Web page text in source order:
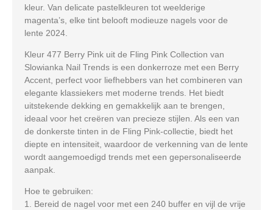
kleur. Van delicate pastelkleuren tot weelderige
magenta’s, elke tint belooft modieuze nagels voor de
lente 2024.
Kleur 477 Berry Pink uit de Fling Pink Collection van
Slowianka Nail Trends is een donkerroze met een Berry
Accent, perfect voor liefhebbers van het combineren van
elegante klassiekers met moderne trends. Het biedt
uitstekende dekking en gemakkelijk aan te brengen,
ideaal voor het creëren van precieze stijlen. Als een van
de donkerste tinten in de Fling Pink-collectie, biedt het
diepte en intensiteit, waardoor de verkenning van de lente
wordt aangemoedigd trends met een gepersonaliseerde
aanpak.
Hoe te gebruiken:
1. Bereid de nagel voor met een 240 buffer en vijl de vrije